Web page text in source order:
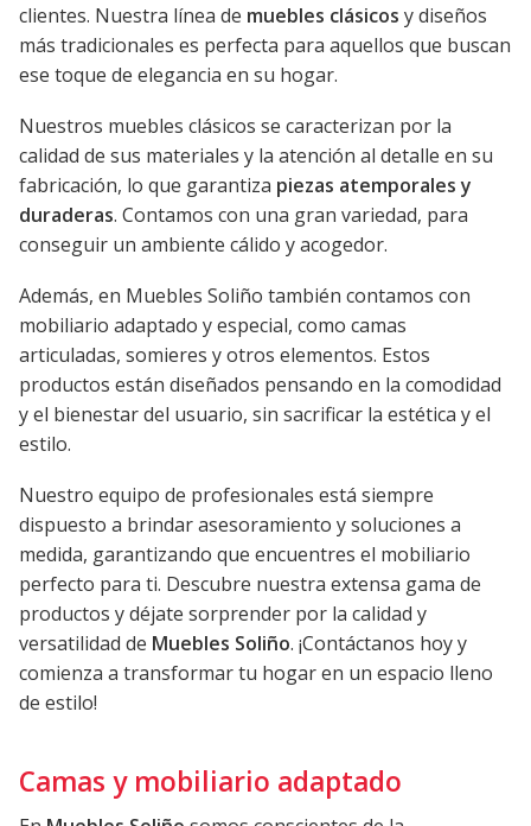
clientes. Nuestra línea de muebles clásicos y diseños
más tradicionales es perfecta para aquellos que buscan
ese toque de elegancia en su hogar.
Nuestros muebles clásicos se caracterizan por la
calidad de sus materiales y la atención al detalle en su
fabricación, lo que garantiza piezas atemporales y
duraderas. Contamos con una gran variedad, para
conseguir un ambiente cálido y acogedor.
Además, en Muebles Soliño también contamos con
mobiliario adaptado y especial, como camas
articuladas, somieres y otros elementos. Estos
productos están diseñados pensando en la comodidad
y el bienestar del usuario, sin sacrificar la estética y el
estilo.
Nuestro equipo de profesionales está siempre
dispuesto a brindar asesoramiento y soluciones a
medida, garantizando que encuentres el mobiliario
perfecto para ti. Descubre nuestra extensa gama de
productos y déjate sorprender por la calidad y
versatilidad de Muebles Soliño. ¡Contáctanos hoy y
comienza a transformar tu hogar en un espacio lleno
de estilo!
Camas y mobiliario adaptado